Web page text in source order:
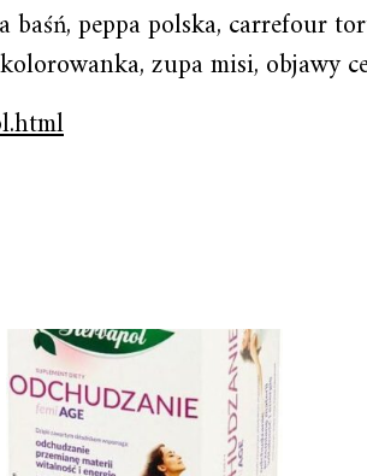
peppa polska, carrefour
zupa misi, objawy